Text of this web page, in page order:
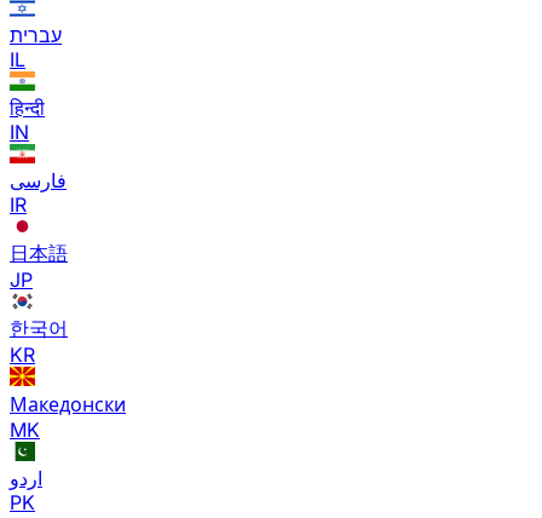
עברית
IL
हिन्दी
IN
فارسی
IR
日本語
JP
한국어
KR
Македонски
MK
اردو
PK